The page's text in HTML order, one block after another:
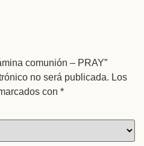
comunión – PRAY”
no será publicada. Los
con *